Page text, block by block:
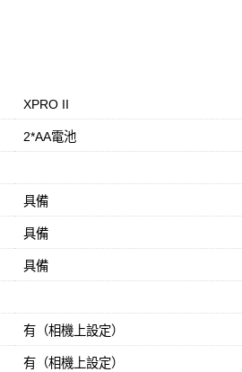
XPRO II
2*AA電池
具備
具備
具備
有（相機上設定）
有（相機上設定）